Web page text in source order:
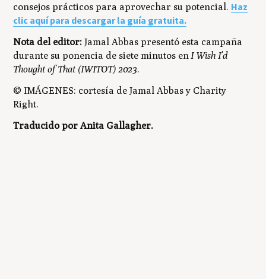
consejos prácticos para aprovechar su potencial. Haz
clic aquí para descargar la guía gratuita.
Nota del editor: Jamal Abbas presentó esta campaña
durante su ponencia de siete minutos enI Wish I’d
Thought of That (IWITOT) 2023.
© IMÁGENES: cortesía de Jamal Abbas y Charity
Right.
Traducido por Anita Gallagher.